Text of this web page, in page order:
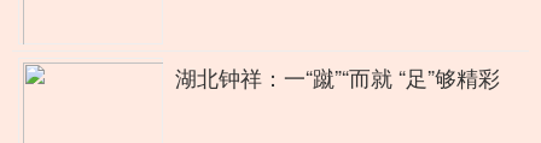
湖北钟祥：一“蹴”“而就 “足”够精彩